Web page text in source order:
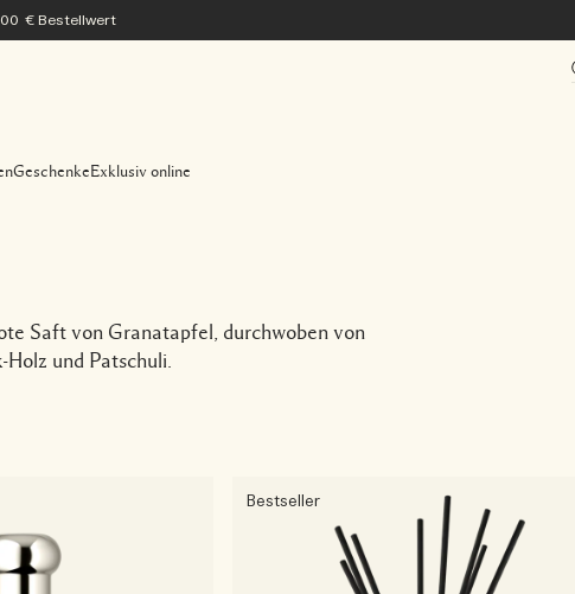
€ Bestellwert
Geschenke Exklusiv online
Saft von Granatapfel, durchwoben von
und Patschuli.
Bestseller